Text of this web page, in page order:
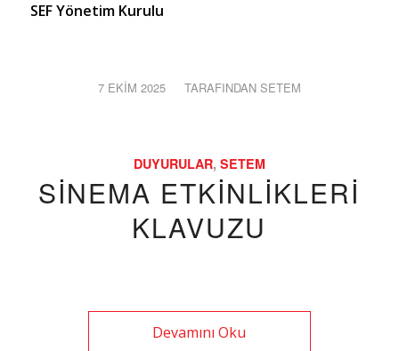
SEF Yönetim Kurulu
7 EKIM 2025
/ TARAFINDAN SETEM
DUYURULAR, SETEM
SINEMA ETKINLIKLERI
KLAVUZU
Devamını Oku